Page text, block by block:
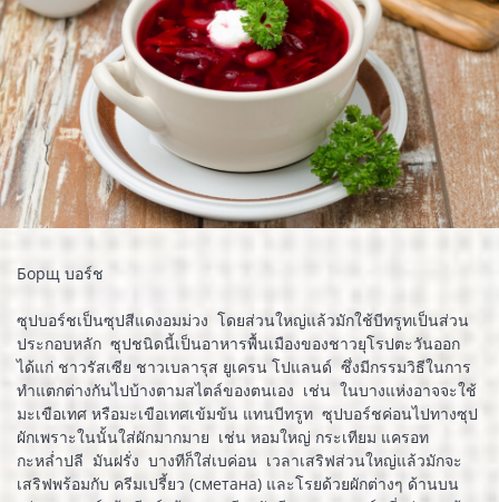
Борщ บอร์ช
ซุปบอร์ชเป็นซุปสีแดงอมม่วง โดยส่วนใหญ่แล้วมักใช้บีทรูทเป็นส่วน
ประกอบหลัก ซุปชนิดนี้เป็นอาหารพื้นเมืองของชาวยุโรปตะวันออก
ได้แก่ ชาวรัสเซีย ชาวเบลารุส ยูเครน โปแลนด์ ซึ่งมีกรรมวิธีในการ
ทำแตกต่างกันไปบ้างตามสไตล์ของตนเอง เช่น ในบางแห่งอาจจะใช้
มะเขือเทศ หรือมะเขือเทศเข้มข้น แทนบีทรูท ซุปบอร์ชค่อนไปทางซุป
ผักเพราะในนั้นใส่ผักมากมาย เช่น หอมใหญ่ กระเทียม แครอท
กะหล่ำปลี มันฝรั่ง บางทีก็ใส่เบค่อน เวลาเสริฟส่วนใหญ่แล้วมักจะ
เสริฟพร้อมกับ ครีมเปรี้ยว (сметана) และโรยด้วยผักต่างๆ ด้านบน